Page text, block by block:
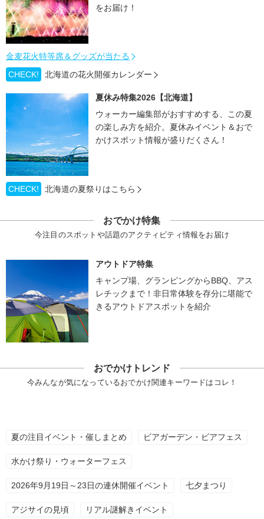
をお届け！
金麦花火特等席＆グッズが当たる
CHECK!
北海道の花火開催カレンダー
夏休み特集2026【北海道】
ウォーカー編集部がおすすめする、この夏
の楽しみ方を紹介。夏休みイベント＆おで
かけスポット情報が盛りだくさん！
CHECK! 北海道の夏祭りはこちら
おでかけ特集
今注目のスポットや話題のアクティビティ情報をお届け
アウトドア特集
キャンプ場、グランピングからBBQ、アス
レチックまで！非日常体験を存分に堪能で
きるアウトドアスポットを紹介
おでかけトレンド
今みんなが気になっているおでかけ関連キーワードはコレ！
夏の注目イベント・催しまとめ ビアガーデン・ビアフェス
水かけ祭り・ウォーターフェス
2026年9月19日～23日の連休開催イベント 七夕まつり
アジサイの見頃 リアル謎解きイベント